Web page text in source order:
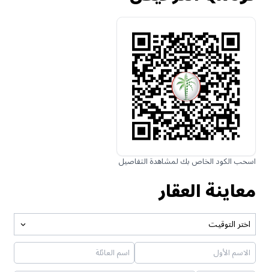
اسحب الكود الخاص بك لمشاهدة التفاصيل
معاينة العقار
اختر التوقيت